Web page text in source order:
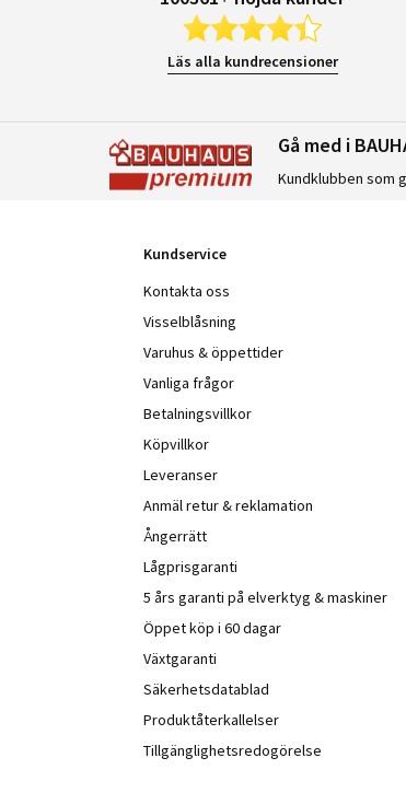
Läs alla kundrecensioner
Gå med i
Kundklubben som
Kundservice
Kontakta oss
Visselblåsning
Varuhus & öppettider
Vanliga frågor
Betalningsvillkor
Köpvillkor
Leveranser
Anmäl retur & reklamation
Ångerrätt
Lågprisgaranti
5 års garanti på elverktyg & maskiner
Öppet köp i 60 dagar
Växtgaranti
Säkerhetsdatablad
Produktåterkallelser
Tillgänglighetsredogörelse